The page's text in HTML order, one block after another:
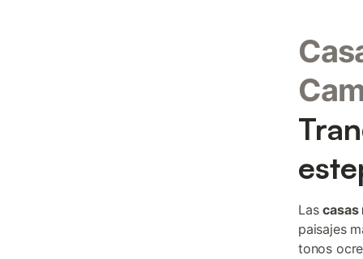
Lascasas
paisajes
tonos